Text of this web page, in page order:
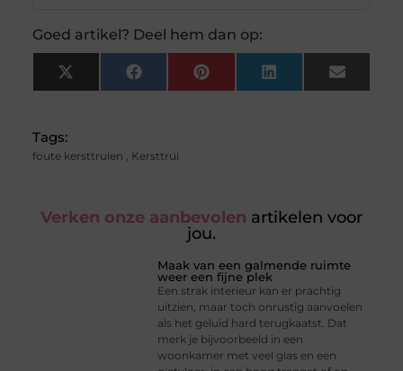
Goed artikel? Deel hem dan op:
X
(Twitter)
FacebookPinterest LinkedIn Email
Tags:
foute kersttruien , Kersttrui
Verken onze aanbevolen artikelen voor
jou.
Maak van een galmende ruimte
weer een fijne plek
Een strak interieur kan er prachtig
uitzien, maar toch onrustig aanvoelen
als het geluid hard terugkaatst. Dat
merk je bijvoorbeeld in een
woonkamer met veel glas en een